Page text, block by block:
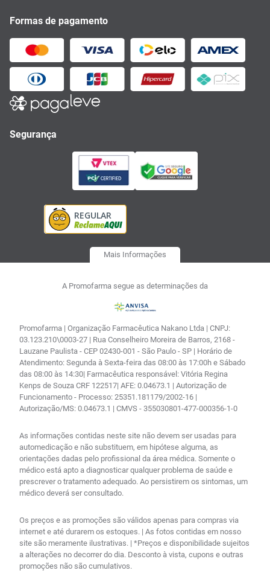
Formas de pagamento
Segurança
Mais Informações
A Promofarma segue as determinações da
Promofarma | Organização Farmacêutica Nakano Ltda | CNPJ:
03.123.210\0003-27 | Rua Conselheiro Moreira de Barros, 2168 -
Lauzane Paulista - CEP 02430-001 - São Paulo - SP | Horário de
Atendimento: Segunda à Sexta-feira das 08:00 às 17:00h e Sábado
das 08:00 às 14:30| Farmacêutica responsável: Vitória Regina
Kenps de Souza CRF 122517| AFE: 0.04673.1 | Autorização de
Funcionamento - Processo: 25351.181179/2002-16 |
Autorização/MS: 0.04673.1 | CMVS - 355030801-477-000356-1-0
As informações contidas neste site não devem ser usadas para
automedicação e não substituem, em hipótese alguma, as
orientações dadas pelo profissional da área médica. Somente o
médico está apto a diagnosticar qualquer problema de saúde e
prescrever o tratamento adequado. Ao persistirem os sintomas, um
médico deverá ser consultado.
Os preços e as promoções são válidos apenas para compras via
internet e até durarem os estoques. | As fotos contidas em nosso
site são meramente ilustrativas. | *Preços e disponibilidade sujeitos
a alterações no decorrer do dia. Desconto à vista, cupons e outras
promoções não são cumulativos.